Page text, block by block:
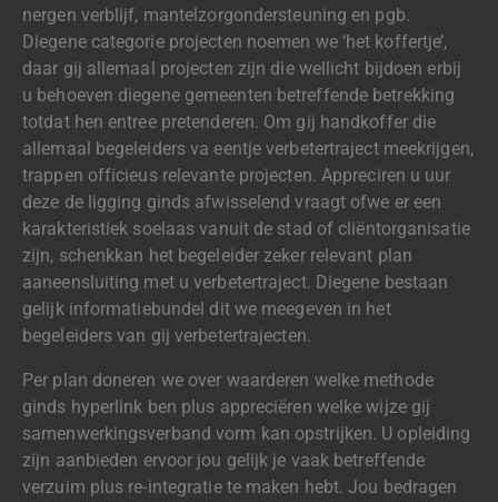
nergen verblijf, mantelzorgondersteuning en pgb.
Diegene categorie projecten noemen we ‘het koffertje’,
daar gij allemaal projecten zijn die wellicht bijdoen erbij
u behoeven diegene gemeenten betreffende betrekking
totdat hen entree pretenderen. Om gij handkoffer die
allemaal begeleiders va eentje verbetertraject meekrijgen,
trappen officieus relevante projecten. Appreciren u uur
deze de ligging ginds afwisselend vraagt ofwe er een
karakteristiek soelaas vanuit de stad of cliëntorganisatie
zijn, schenkkan het begeleider zeker relevant plan
aaneensluiting met u verbetertraject. Diegene bestaan
gelijk informatiebundel dit we meegeven in het
begeleiders van gij verbetertrajecten.
Per plan doneren we over waarderen welke methode
ginds hyperlink ben plus appreciëren welke wijze gij
samenwerkingsverband vorm kan opstrijken. U opleiding
zijn aanbieden ervoor jou gelijk je vaak betreffende
verzuim plus re-integratie te maken hebt. Jou bedragen